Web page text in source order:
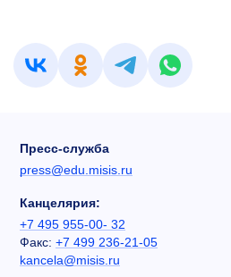
Пресс-служба
press@edu.misis.ru
Канцелярия:
+7 495 955-00- 32
Факс: +7 499 236-21-05
kancela@misis.ru